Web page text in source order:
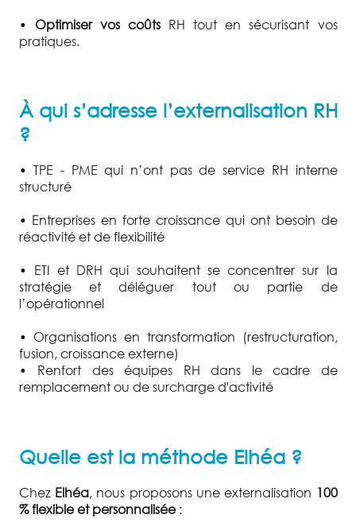
•
Optimiser vos coûtsRH tout en sécurisant vos
pratiques.
À qui s’adresse l’externalisation RH
?
• TPE - PME qui n’ont pas de service RH interne
structuré
• Entreprises en forte croissance qui ont besoin de
réactivité et de flexibilité
• ETI et DRH qui souhaitent se concentrer sur la
stratégie et déléguer tout ou partie de
l’opérationnel
• Organisations en transformation (restructuration,
fusion, croissance externe)
• Renfort des équipes RH dans le cadre de
remplacement ou de surcharge d'activité
Quelle est la méthode Elhéa ?
Chez Elhéa, nous proposons une externalisation 100
% flexible et personnalisée: